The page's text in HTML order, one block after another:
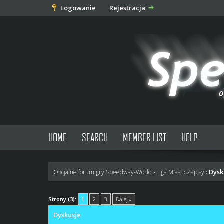
Logowanie Rejestracja
HOME SEARCH MEMBER LIST HELP
Oficjalne forum gry Speedway-World › Liga Miast › Zapisy ›
Strony (3): 1 2 3 Dalej »
0 głosów - średnia: 0
12345
Dyskusje